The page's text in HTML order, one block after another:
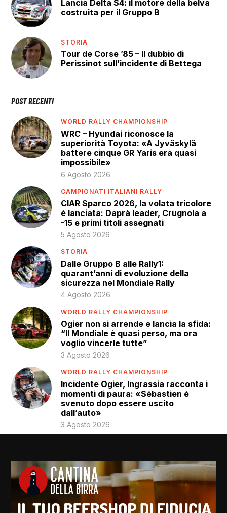
Lancia Delta S4: il motore della belva
costruita per il Gruppo B
STORIA
Tour de Corse ’85 – Il dubbio di
Perissinot sull’incidente di Bettega
POST RECENTI
WORLD RALLY CHAMPIONSHIP
WRC – Hyundai riconosce la
superiorità Toyota: «A Jyväskylä
battere cinque GR Yaris era quasi
impossibile»
6 Agosto 2026
CAMPIONATI ITALIANI RALLY
CIAR Sparco 2026, la volata tricolore
è lanciata: Daprà leader, Crugnola a
-15 e primi titoli assegnati
5 Agosto 2026
STORIA
Dalle Gruppo B alle Rally1:
quarant’anni di evoluzione della
sicurezza nel Mondiale Rally
4 Agosto 2026
WORLD RALLY CHAMPIONSHIP
Ogier non si arrende e lancia la sfida:
“Il Mondiale è quasi perso, ma ora
voglio vincerle tutte”
3 Agosto 2026
WORLD RALLY CHAMPIONSHIP
Incidente Ogier, Ingrassia racconta i
momenti di paura: «Sébastien è
svenuto dopo essere uscito
dall’auto»
3 Agosto 2026